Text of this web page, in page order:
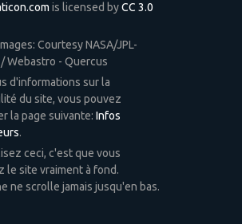
is licensed byCC 3.0
Courtesy NASA/JPL-
Webastro - Quercus
d'informations sur la
du site, vous pouvez
la page suivante: Infos
.
ceci, c'est que vous
le site vraiment à fond.
ne scrolle jamais jusqu'en bas.